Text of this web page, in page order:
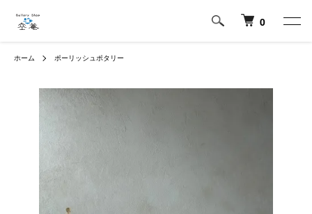
0
ホーム ポーリッシュポタリー